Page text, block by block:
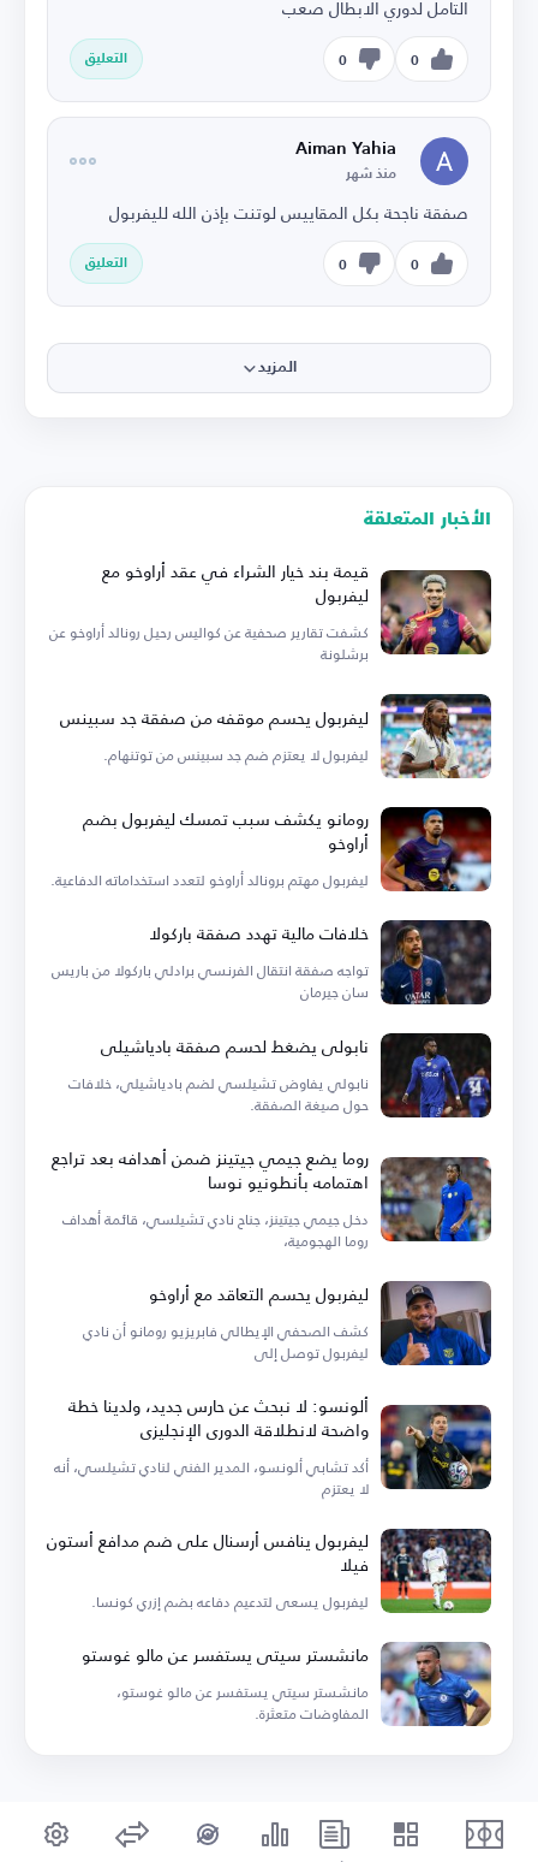
التامل لدوري الابطال صعب
0
0 التعليق
Aiman Yahia
منذ شهر
صفقة ناجحة بكل المقاييس لوتنت بإذن الله لليفربول
0
0 التعليق
المزيد
الأخبار المتعلقة
قيمة بند خيار الشراء في عقد أراوخو مع
ليفربول
كشفت تقارير صحفية عن كواليس رحيل رونالد أراوخو عن
برشلونة
ليفربول يحسم موقفه من صفقة جد سبينس
ليفربول لا يعتزم ضم جد سبينس من توتنهام.
رومانو يكشف سبب تمسك ليفربول بضم
أراوخو
ليفربول مهتم برونالد أراوخو لتعدد استخداماته الدفاعية.
خلافات مالية تهدد صفقة باركولا
تواجه صفقة انتقال الفرنسي برادلي باركولا من باريس
سان جيرمان
نابولي يضغط لحسم صفقة بادياشيلي
نابولي يفاوض تشيلسي لضم بادياشيلي، خلافات
حول صيغة الصفقة.
روما يضع جيمي جيتينز ضمن أهدافه بعد تراجع
اهتمامه بأنطونيو نوسا
دخل جيمي جيتينز، جناح نادي تشيلسي، قائمة أهداف
روما الهجومية،
ليفربول يحسم التعاقد مع أراوخو
كشف الصحفي الإيطالي فابريزيو رومانو أن نادي
ليفربول توصل إلى
ألونسو: لا نبحث عن حارس جديد، ولدينا خطة
واضحة لانطلاقة الدوري الإنجليزي
أكد تشابي ألونسو، المدير الفني لنادي تشيلسي، أنه
لا يعتزم
ليفربول ينافس أرسنال على ضم مدافع أستون
فيلا
ليفربول يسعى لتدعيم دفاعه بضم إزري كونسا.
مانشستر سيتي يستفسر عن مالو غوستو
مانشستر سيتي يستفسر عن مالو غوستو،
المفاوضات متعثرة.